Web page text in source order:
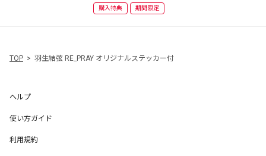
購入特典 期間限定
TOP 羽生結弦 RE_PRAY オリジナルステッカー付
ヘルプ
使い方ガイド
利用規約